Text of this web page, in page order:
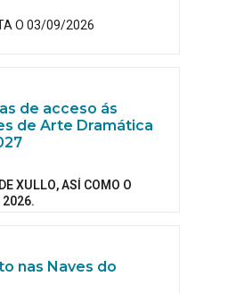
O 03/09/2026
de acceso ás
de Arte Dramática
XULLO, ASÍ COMO O
2026.
nas Naves do